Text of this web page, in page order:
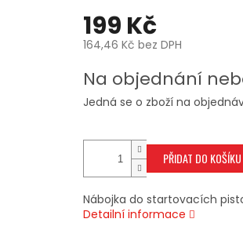
199 Kč
164,46 Kč bez DPH
cena:
Na objednání
Jedná se o zboží na
PŘIDAT DO KOŠÍKU
Nábojka do startovacích
Detailní informace